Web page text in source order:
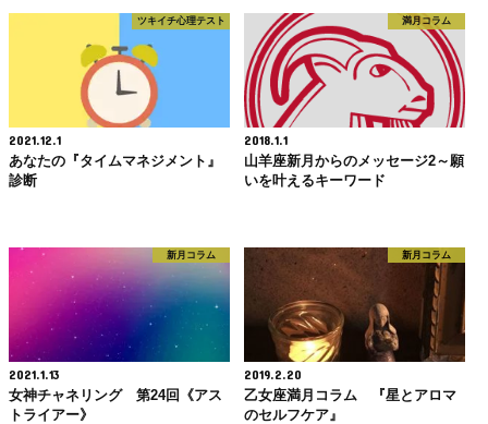
ツキイチ心理テスト
2021.12.1
あなたの『タイムマネジメント』
診断
満月コラム
2018.1.1
山羊座新月からのメッセージ2～願
いを叶えるキーワード
新月コラム
2021.1.13
女神チャネリング 第24回《アス
トライアー》
新月コラム
2019.2.20
乙女座満月コラム 『星とアロマ
のセルフケア』